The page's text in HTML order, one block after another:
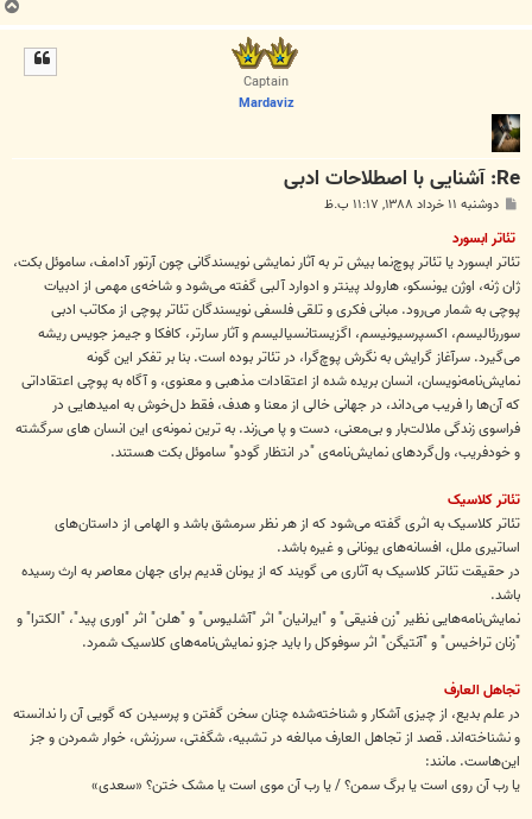
Captain
Mardaviz
Re: آشنایی با اصطلاحات ادبی
ت
دوشنبه ۱۱ خرداد ۱۳۸۸, ۱۱:۱۷ ب.ظ
تئاتر ابسورد
تئاتر ابسورد یا تئاتر پوچ‌نما بیش تر به آثار نمایشی نویسندگانی چون آرتور آدامف، ساموئل بکت،
ژان ژنه، اوژن یونسکو، هارولد پینتر و ادوارد آلبی گفته می‌شود و شاخه‌ی مهمی از ادبیات
پوچی به شمار می‌رود. مبانی فکری و تلقی فلسفی نویسندگان تئاتر پوچی از مکاتب ادبی
سوررئالیسم، اکسپرسیونیسم، اگزیستانسیالیسم و آثار سارتر، کافکا و جیمز جویس ریشه
می‌گیرد. سرآغاز گرایش به نگرش پوچ‌گرا، در تئاتر بوده است. بنا بر تفکر این گونه
نمایش‌نامه‌نویسان، انسان بریده شده از اعتقادات مذهبی و معنوی، و آگاه به پوچی اعتقاداتی
که آن‌ها را فریب می‌داند، در جهانی خالی از معنا و هدف، فقط دل‌خوش به امیدهایی در
فراسوی زندگی ملالت‌بار و بی‌معنی، دست و پا می‌زند. به ترین نمونه‌ی این انسان های سرگشته
و خودفریب، ول‌گردهای نمایش‌نامه‌ی "در انتظار گودو" ساموئل بکت هستند.
تئاتر کلاسیک
تئاتر کلاسیک به اثری گفته می‌شود که از هر نظر سرمشق باشد و الهامی از داستان‌های
اساتیری ملل، افسانه‌های یونانی و غیره باشد.
در حقیقت تئاتر کلاسیک به آثاری می گویند که از یونان قدیم برای جهان معاصر به ارث رسیده
باشد.
نمایش‌نامه‌هایی نظیر "زن فنیقی" و "ایرانیان" اثر "آشلیوس" و "هلن" اثر "اوری پید"، "الکترا" و
"زنان تراخیس" و "آنتیگن" اثر سوفوکل را باید جزو نمایش‌نامه‌های کلاسیک شمرد.
تجاهل العارف
در علم بدیع، از چیزی آشکار و شناخته‌شده چنان سخن گفتن و پرسیدن که گویی آن را ندانسته
و نشناخته‌اند. قصد از تجاهل العارف مبالغه در تشبیه، شگفتی، سرزنش، خوار شمردن و جز
این‌هاست. مانند:
یا رب آن روی است یا برگ سمن؟ / یا رب آن موی است یا مشک ختن؟ «سعدی»